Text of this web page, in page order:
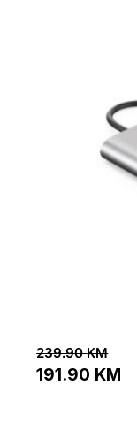
239.90KM
191.90 KM